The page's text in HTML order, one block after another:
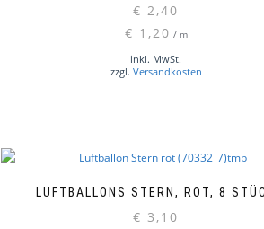
€ 2,40
€ 1,20 / m
inkl. MwSt.
zzgl. Versandkosten
LUFTBALLONS STERN, ROT, 8
€ 3,10